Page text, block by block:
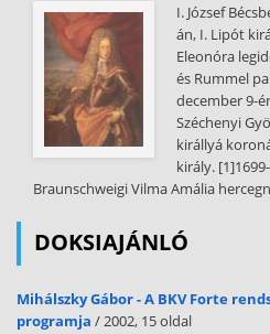
kölcsönös szerelemnek indul,
megpróbált polgári állást szerezni 
szeretett volna professzor lenni, új
pályázott tanárnak  nem sikerültek
férjhez adták egy gazdag
Csokonaival), Lilla csak 1855-ben
Csokonai megtört szerelme
benne társadalmi száműzöttségét,
összeomlását - néhány évig újra
Somogy megyei alispán - Sárosdi
I. József
án, I. Lipót
Eleonóra
és Rummel
december 9-
Széchenyi
királlyá
király.
Braunschweigi Vilma Amália
DOKSIAJÁNLÓ
Mihálszky Gábor - A BKV Forte
programja / 2002, 15 oldal